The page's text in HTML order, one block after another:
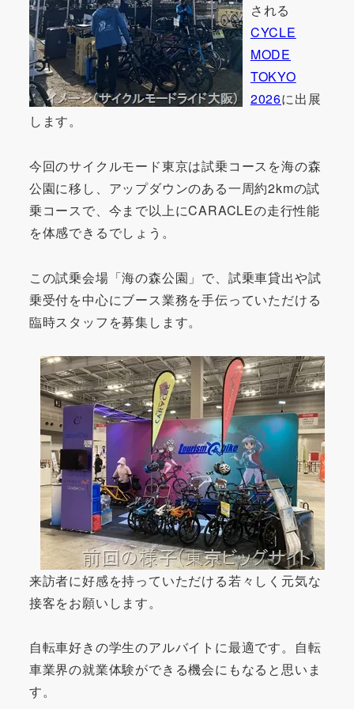
される
CYCLE
MODE
TOKYO
2026に出展
します。
今回のサイクルモード東京は試乗コースを海の森
公園に移し、アップダウンのある一周約2kmの試
乗コースで、今まで以上にCARACLEの走行性能
を体感できるでしょう。
この試乗会場「海の森公園」で、試乗車貸出や試
乗受付を中心にブース業務を手伝っていただける
臨時スタッフを募集します。
来訪者に好感を持っていただける若々しく元気な
接客をお願いします。
自転車好きの学生のアルバイトに最適です。自転
車業界の就業体験ができる機会にもなると思いま
す。